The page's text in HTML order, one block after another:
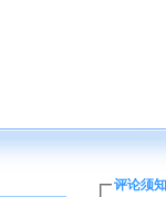
评论须知